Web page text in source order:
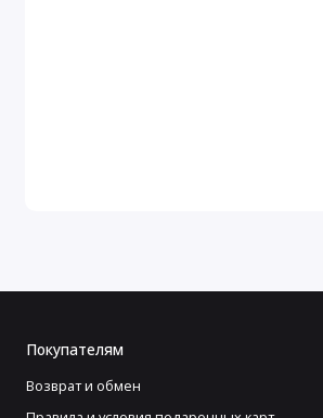
Покупателям
Возврат и обмен